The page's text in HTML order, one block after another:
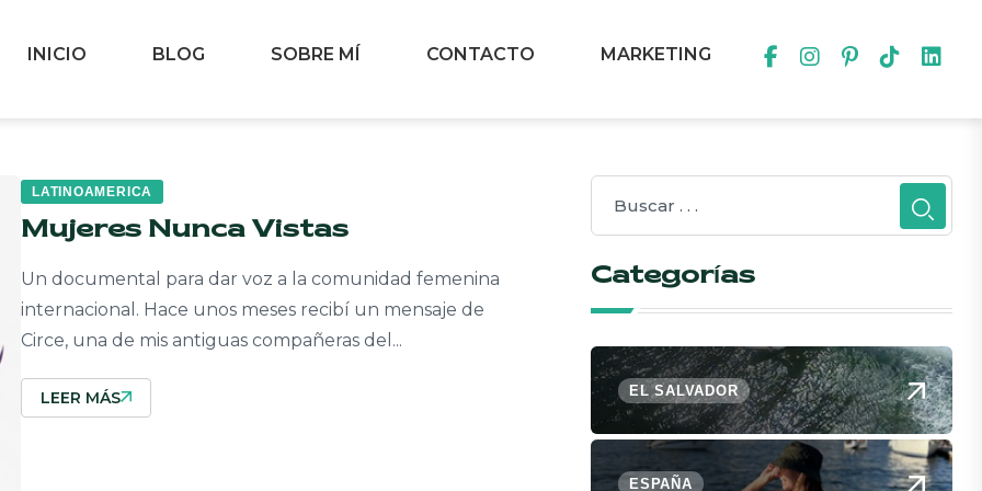
INICIO BLOG SOBRE MÍ CONTACTO MARKETING
LATINOAMERICA
Mujeres Nunca Vistas
Un documental para dar voz a la comunidad femenina
internacional. Hace unos meses recibí un mensaje de
Circe, una de mis antiguas compañeras del...
LEER MÁS
Categorías
EL SALVADOR
ESPAÑA